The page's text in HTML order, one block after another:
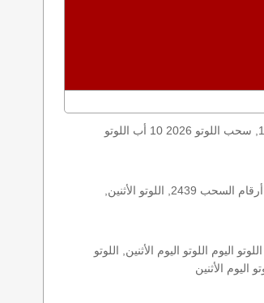
اليكم نتائج اللوتو الأثنين, الأثنين 2026-08-10, سحب اللوتو 2026-08-10, سحب اللوتو 2026 10 أب اللوتو, loto, lotto, نتيجة اللوتو, نتيجة اللوتو ٢٤٣٩ نتيجة اللوتو 2439, اللوتو ٢٤٣٩, لوتو اليوم
الأرقام الستة الاساسية, اللوتو اللبناني هذا اليوم اللوتو اليوم, اللوتو 2439 عو رقم سحب اللوتو ٢٤٣٩ بالحرف العربية اللوتو 1718, اللوتو 2026-08-10, اللوتو أرقام السحب 2439, اللوتو الأثنين,
اللوتو اللبناني الأثنين, اللوتو اللبناني الأثنين اللوتو اللبناني الأثنين 2026-08-10, اللوتو اللبناني اليوم اللوتو اللبناني رقم السحب اللوتو اللبناني رقم السحب 2439, اللوتو اليوم اللوتو اليوم الأثنين, اللوتو